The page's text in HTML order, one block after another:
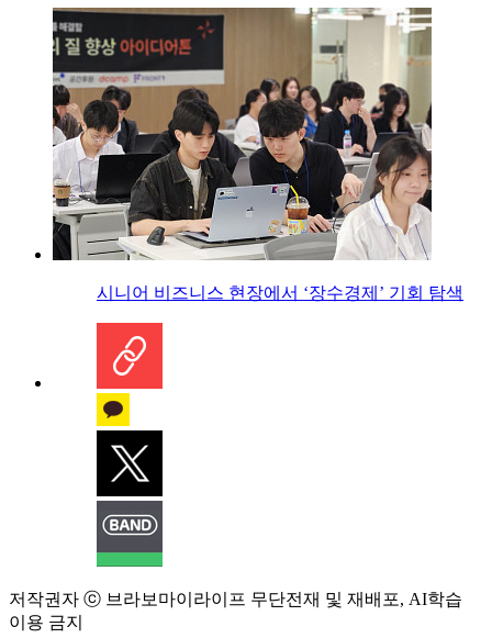
시니어 비즈니스 현장에서 ‘장수경제’ 기회 탐색
저작권자 ⓒ 브라보마이라이프 무단전재 및 재배포, AI학습
이용 금지